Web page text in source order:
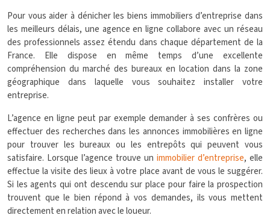
Pour vous aider à dénicher les biens immobiliers d’entreprise dans
les meilleurs délais, une agence en ligne collabore avec un réseau
des professionnels assez étendu dans chaque département de la
France. Elle dispose en même temps d’une excellente
compréhension du marché des bureaux en location dans la zone
géographique dans laquelle vous souhaitez installer votre
entreprise.
L’agence en ligne peut par exemple demander à ses confrères ou
effectuer des recherches dans les annonces immobilières en ligne
pour trouver les bureaux ou les entrepôts qui peuvent vous
satisfaire. Lorsque l’agence trouve un immobilier d’entreprise, elle
effectue la visite des lieux à votre place avant de vous le suggérer.
Si les agents qui ont descendu sur place pour faire la prospection
trouvent que le bien répond à vos demandes, ils vous mettent
directement en relation avec le loueur.